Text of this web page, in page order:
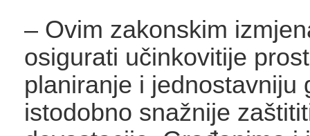
– Ovim zakonskim
osigurati učinkovitije
planiranje i jednostavniju
istodobno snažnije